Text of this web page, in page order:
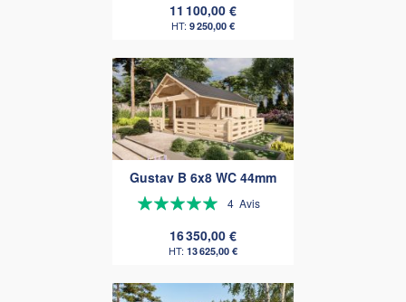
11 100,00 €
9 250,00 €
Gustav B 6x8 WC 44mm
Évaluation:
4 Avis
16 350,00 €
13 625,00 €